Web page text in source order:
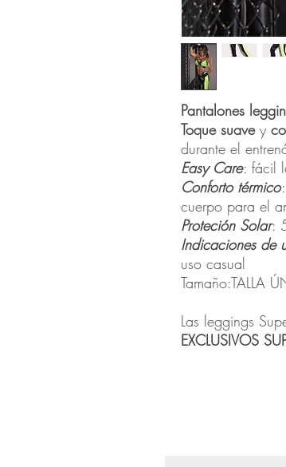
Pantalones
Toque suavey
durante el
Easy Care: fácil
Conforto térmico
cuerpo para el
Proteción Solar:
Indicaciones de
uso casual
Tamaño:TALLA
Las leggings
EXCLUSIVOS